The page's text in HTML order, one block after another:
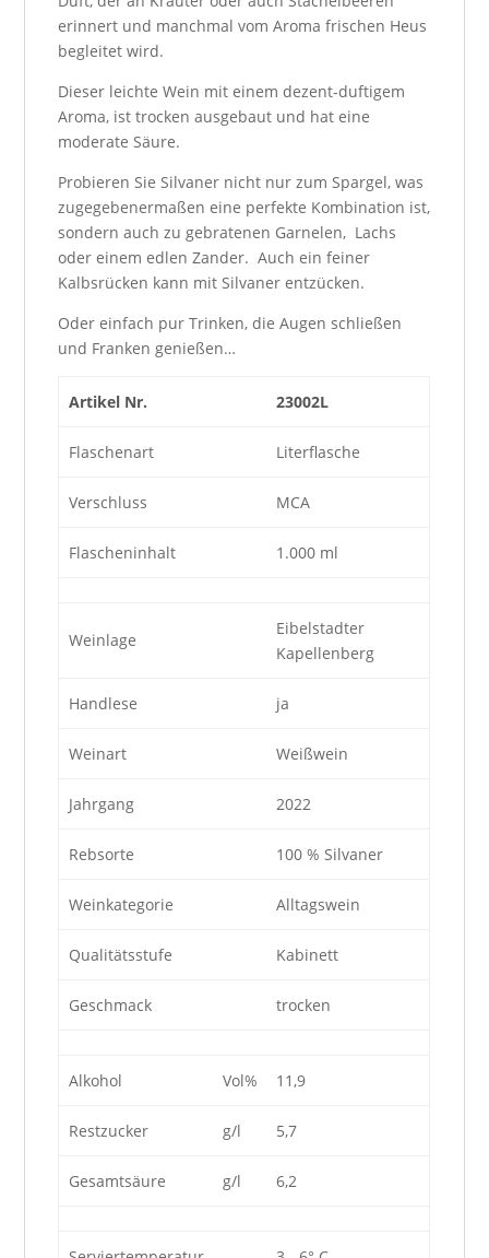
erinnert und manchmal vom Aroma frischen Heus
begleitet wird.
Dieser leichte Wein mit einem dezent-duftigem
Aroma, ist trocken ausgebaut und hat eine
moderate Säure.
Probieren Sie Silvaner nicht nur zum Spargel, was
zugegebenermaßen eine perfekte Kombination ist,
sondern auch zu gebratenen Garnelen, Lachs
oder einem edlen Zander. Auch ein feiner
Kalbsrücken kann mit Silvaner entzücken.
Oder einfach pur Trinken, die Augen schließen
und Franken genießen…
Artikel Nr. 23002L
Flaschenart Literflasche
Verschluss MCA
Flascheninhalt 1.000 ml
Weinlage
Eibelstadter
Kapellenberg
Handlese ja
Weinart Weißwein
Jahrgang 2022
Rebsorte 100 % Silvaner
Weinkategorie Alltagswein
Qualitätsstufe Kabinett
Geschmack trocken
Alkohol Vol% 11,9
Restzucker g/l 5,7
Gesamtsäure g/l 6,2